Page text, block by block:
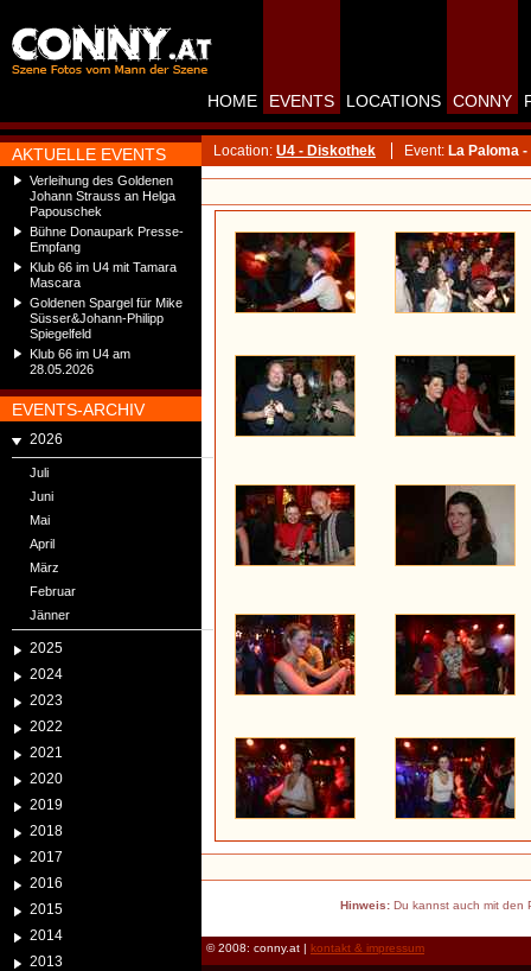
AKTUELLE EVENTS
Verleihung des Goldenen
Johann Strauss an Helga
Papouschek
Bühne Donaupark Presse-
Empfang
Klub 66 im U4 mit Tamara
Mascara
Goldenen Spargel für Mike
Süsser&Johann-Philipp
Spiegelfeld
Klub 66 im U4 am
28.05.2026
EVENTS-ARCHIV
2026
Juli
Juni
Mai
April
März
Februar
Jänner
2025
2024
2023
2022
2021
2020
2019
2018
2017
2016
2015
2014
2013
HOME EVENTS LOCATIONS CONNY
Location: U4 - Diskothek Event: La Paloma
Hinweis:Du kannst auch mit den
© 2008: conny.at | kontakt & impressum